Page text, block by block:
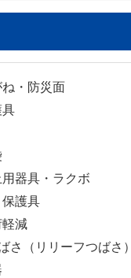
・防災面
器具・ラクボ
保護具
減
さ（リリーフつばさ）